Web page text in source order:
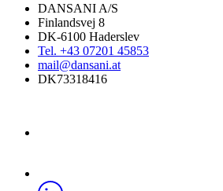
DANSANI A/S
Finlandsvej 8
DK-6100 Haderslev
Tel. +43 07201 45853
mail@dansani.at
DK73318416